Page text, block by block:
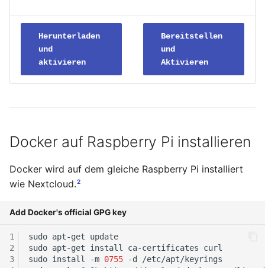
April 2024
Februar 2024
Januar 2024
November 2023
Juli 2023
Configuration
OpenWrt - WireGuard Peer
WireGuard VPN
Herunterladen
und
aktivieren
Bereitstellen
und
Aktivieren
Docker auf Raspberry Pi installieren
Docker wird auf dem gleiche Raspberry Pi installiert
wie Nextcloud.2
Add Docker's official GPG key
sudo apt-get
sudo apt-get install ca-certificates
sudo install -m 0755 -d